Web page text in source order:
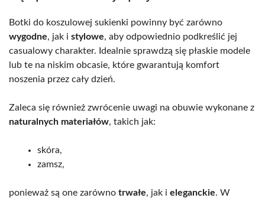
Botki do koszulowej sukienki powinny być zarówno
wygodne, jak i stylowe, aby odpowiednio podkreślić jej
casualowy charakter. Idealnie sprawdzą się płaskie modele
lub te na niskim obcasie, które gwarantują komfort
noszenia przez cały dzień.
Zaleca się również zwrócenie uwagi na obuwie wykonane z
naturalnych materiałów, takich jak:
skóra,
zamsz,
ponieważ są one zarówno trwałe, jak i eleganckie. W